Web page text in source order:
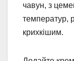
чавун, з
температур,
крихкішим.